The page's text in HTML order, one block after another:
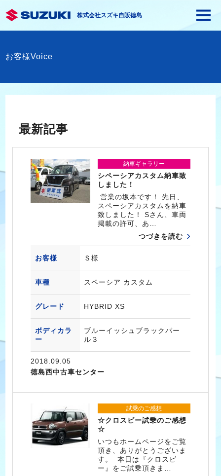
株式会社スズキ自販徳島
お客様Voice
最新記事
納車ギャラリー
シペーシアカスタム納車致
しました！
営業の坂本です！ 先日、
スペーシアカスタムを納車
致しました！ Sさん、車両
掲載の許可、あ…
つづきを読む
お客様 Ｓ様
車種 スペーシア カスタム
グレード HYBRID XS
ボディカラ
ー
ブルーイッシュブラックパー
ル３
2018.09.05
徳島西中古車センター
試乗のご感想
☆クロスビー試乗のご感想
☆
いつもホームページをご覧
頂き、ありがとうございま
す。 本日は『クロスビ
ー』をご試乗頂きま…